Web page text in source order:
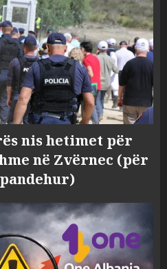
nis hetimet për
në Zvërnec (për